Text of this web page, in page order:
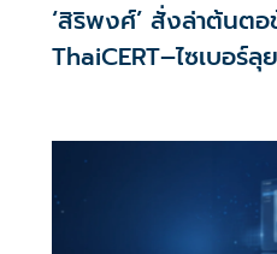
‘สิริพงศ์’ สั่งล่าต้นต
ThaiCERT–ไซเบอร์